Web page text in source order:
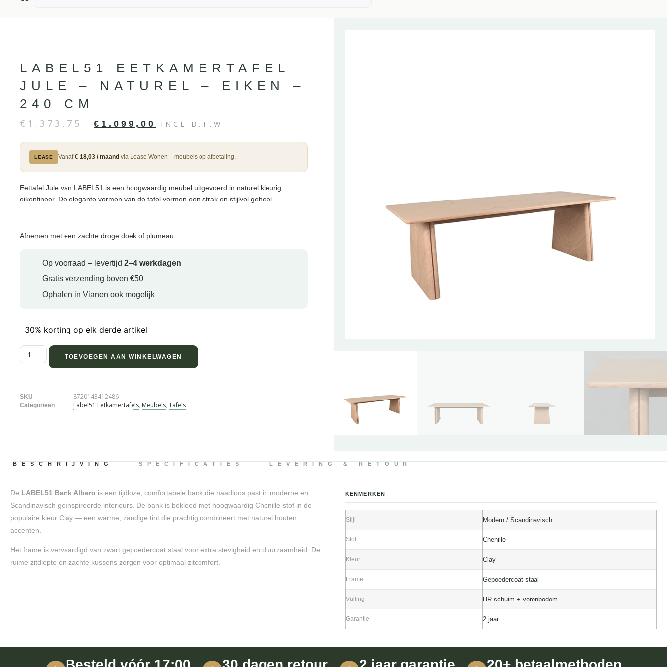
LABEL51 EETKAMERTAFEL
JULE – NATUREL – EIKEN –
240 CM
€1.373,75 € 1.099,00 INCL B.T.W
LEASE Vanaf€ 18,03 / maand via Lease Wonen – meubels op afbetaling.
Eettafel Jule van LABEL51 is een hoogwaardig meubel uitgevoerd in naturel kleurig
eikenfineer. De elegante vormen van de tafel vormen een strak en stijlvol geheel.
Afnemen met een zachte droge doek of plumeau
Op voorraad – levertijd 2–4 werkdagen
Gratis verzending boven €50
Ophalen in Vianen ook mogelijk
30% korting op elk derde artikel
TOEVOEGEN AAN WINKELWAGEN
SKU 8720143412486
Categorieën Label51 Eetkamertafels, Meubels, Tafels
BESCHRIJVING SPECIFICATIES LEVERING & RETOUR
De LABEL51 Bank Albero is een tijdloze, comfortabele bank die naadloos past in moderne en
Scandinavisch geïnspireerde interieurs. De bank is bekleed met hoogwaardig Chenille-stof in de
populaire kleur Clay — een warme, zandige tint die prachtig combineert met naturel houten
accenten.
Het frame is vervaardigd van zwart gepoedercoat staal voor extra stevigheid en duurzaamheid. De
ruime zitdiepte en zachte kussens zorgen voor optimaal zitcomfort.
KENMERKEN
Stijl Modern / Scandinavisch
Stof Chenille
Kleur Clay
Frame Gepoedercoat staal
Vulling HR-schuim + verenbodem
Garantie 2 jaar